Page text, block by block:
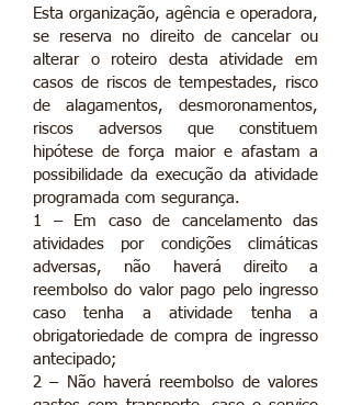
Esta organização, agência e operadora,
se reserva no direito de cancelar ou
alterar o roteiro desta atividade em
casos de riscos de tempestades, risco
de alagamentos, desmoronamentos,
riscos adversos que constituem
hipótese de força maior e afastam a
possibilidade da execução da atividade
programada com segurança.
1 – Em caso de cancelamento das
atividades por condições climáticas
adversas, não haverá direito a
reembolso do valor pago pelo ingresso
caso tenha a atividade tenha a
obrigatoriedade de compra de ingresso
antecipado;
2 – Não haverá reembolso de valores